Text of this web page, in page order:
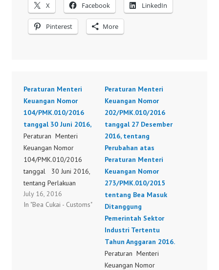
X Facebook LinkedIn
Pinterest More
Peraturan Menteri
Keuangan Nomor
104/PMK.010/2016
tanggal 30 Juni 2016,
Peraturan Menteri
Keuangan Nomor
104/PMK.010/2016
tanggal 30 Juni 2016,
tentang Perlakuan
Perpajakan,
Kepabeanan, dan Cukai
July 16, 2016
In "Bea Cukai - Customs"
Peraturan Menteri
Keuangan Nomor
202/PMK.010/2016
tanggal 27 Desember
2016, tentang
Perubahan atas
Peraturan Menteri
Keuangan Nomor
273/PMK.010/2015
tentang Bea Masuk
Ditanggung
Pemerintah Sektor
Industri Tertentu
Tahun Anggaran 2016.
Peraturan Menteri
Keuangan Nomor